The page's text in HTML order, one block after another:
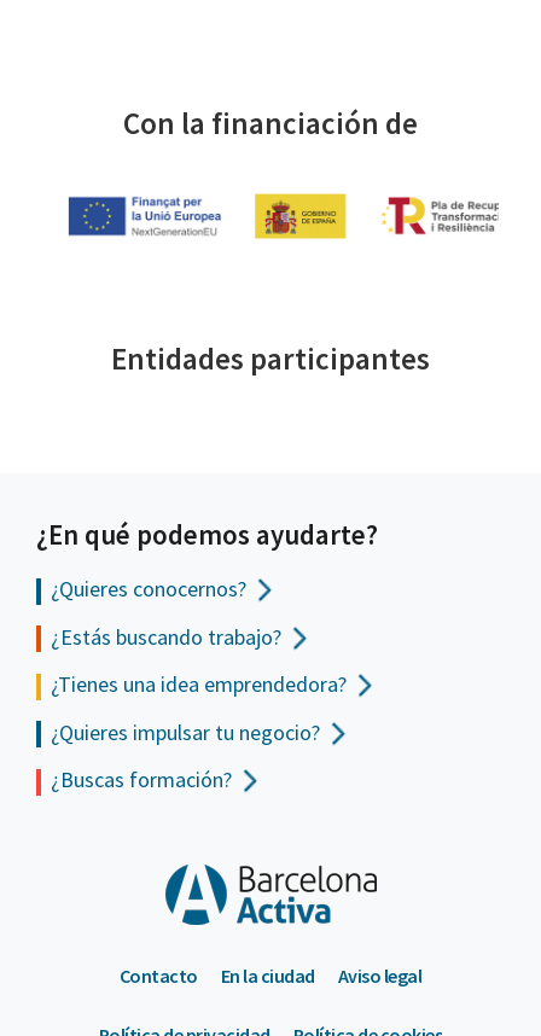
Con la financiación de
Entidades participantes
¿En qué podemos ayudarte?
¿Quieres conocernos?
¿Estás buscando trabajo?
¿Tienes una idea emprendedora?
¿Quieres impulsar tu negocio?
¿Buscas formación?
Contacto En la ciudad Aviso legal